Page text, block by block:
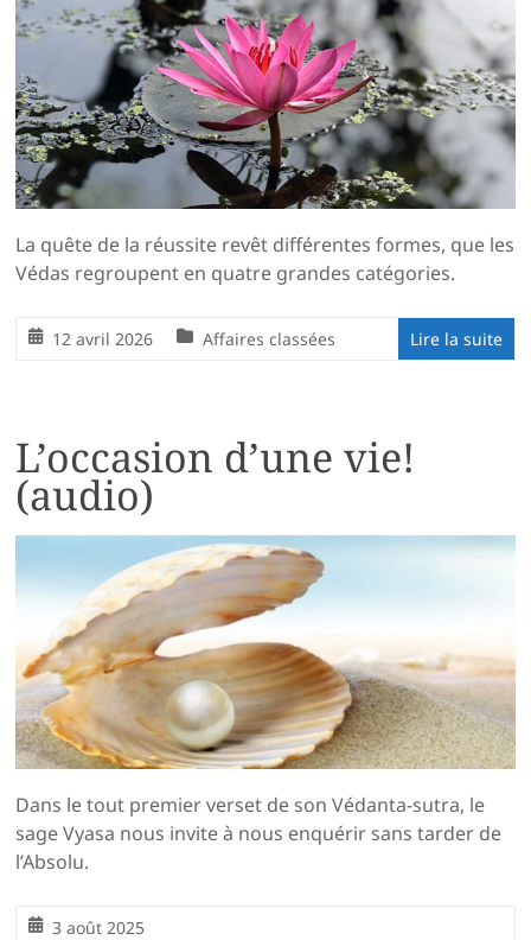
La quête de la réussite revêt différentes formes, que les
Védas regroupent en quatre grandes catégories.
12 avril 2026 Affaires classées Lire la suite
L’occasion d’une vie!
(audio)
Dans le tout premier verset de son Védanta-sutra, le
sage Vyasa nous invite à nous enquérir sans tarder de
l’Absolu.
3 août 2025